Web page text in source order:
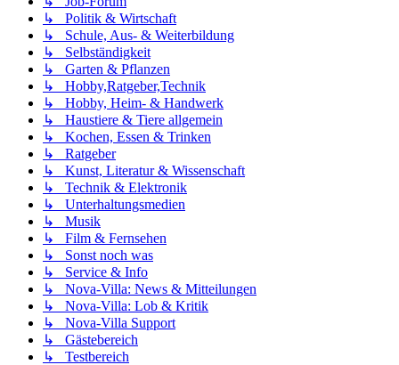
↳ Politik & Wirtschaft
↳ Schule, Aus- & Weiterbildung
↳ Selbständigkeit
↳ Garten & Pflanzen
↳ Hobby,Ratgeber,Technik
↳ Hobby, Heim- & Handwerk
↳ Haustiere & Tiere allgemein
↳ Kochen, Essen & Trinken
↳ Ratgeber
↳ Kunst, Literatur & Wissenschaft
↳ Technik & Elektronik
↳ Unterhaltungsmedien
↳ Musik
↳ Film & Fernsehen
↳ Sonst noch was
↳ Service & Info
↳ Nova-Villa: News & Mitteilungen
↳ Nova-Villa: Lob & Kritik
↳ Nova-Villa Support
↳ Gästebereich
↳ Testbereich